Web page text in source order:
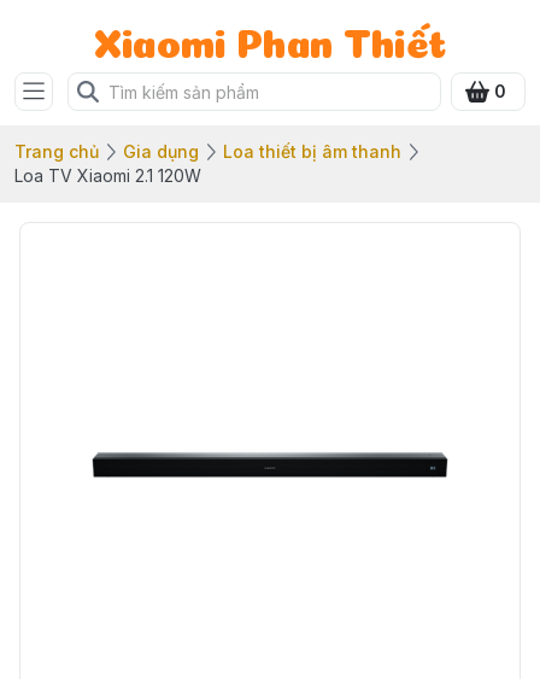
Xiaomi Phan Thiết
0
Trang chủ Gia dụng
Loa thiết bị âm thanh
Loa TV Xiaomi 2.1 120W